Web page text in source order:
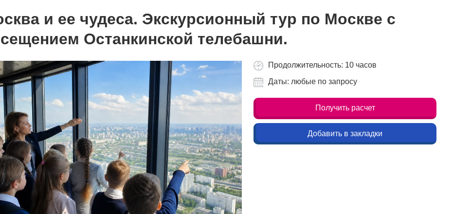
и ее чудеса. Экскурсионный тур по Москве с
Останкинской телебашни.
Продолжительность: 10 часов
Даты: любые по запросу
Получить расчет
Добавить в закладки